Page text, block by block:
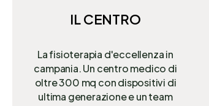
IL CENTRO
La fisioterapia d'eccellenza in
campania. Un centro medico di
oltre 300 mq con dispositivi di
ultima generazione e un team